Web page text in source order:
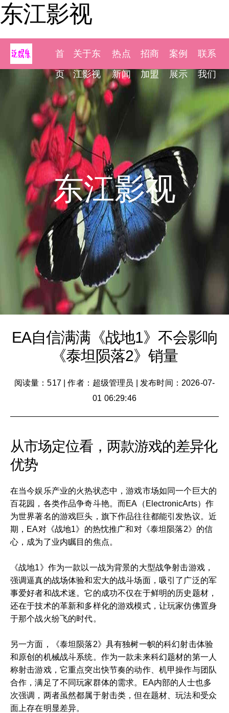
东江影视
首
页
关于东
江影视
热点
新闻
招商
加盟
案例
展示
联系
我们
东江影视
EA自信满满《战地1》不会影响
《泰坦陨落2》销量
阅读量：517|作者：超级管理员
发布时间：2026-07-
01 06:29:46
从市场定位看，两款游戏的差异化
优势
在当今娱乐产业的火热状态中，游戏市场如同一个巨大的
百花园，各类作品争奇斗艳。而EA（ElectronicArts）作
为世界著名的游戏巨头，旗下作品往往都能引发热议。近
期，EA对《战地1》的热忱推广和对《泰坦陨落2》的信
心，成为了业内瞩目的焦点。
《战地1》作为一款以一战为背景的大型战争射击游戏，
强调逼真的战场体验和宏大的战斗场面，吸引了广泛的军
事爱好者和战术迷。它的成功不仅在于鲜明的历史题材，
还在于技术的革新和多样化的游戏模式，让玩家仿佛置身
于那个战火纷飞的时代。
另一方面，《泰坦陨落2》具有独树一帜的科幻射击体验
和原创的机械战斗系统。作为一款未来科幻题材的第一人
称射击游戏，它重点突出快节奏的动作、机甲操作与团队
合作，满足了不同玩家群体的需求。EA内部的人士也多
次强调，两者虽然都属于射击类，但在题材、玩法和受众
面上存在明显差异。